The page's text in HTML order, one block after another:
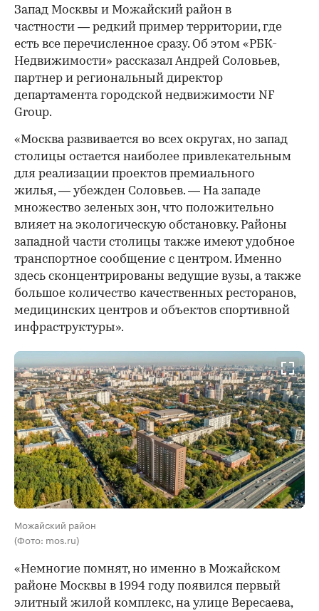
Запад Москвы и Можайский район в
частности — редкий пример территории, где
есть все перечисленное сразу. Об этом «РБК-
Недвижимости» рассказал Андрей Соловьев,
партнер и региональный директор
департамента городской недвижимости NF
Group.
«Москва развивается во всех округах, но запад
столицы остается наиболее привлекательным
для реализации проектов премиального
жилья, — убежден Соловьев. — На западе
множество зеленых зон, что положительно
влияет на экологическую обстановку. Районы
западной части столицы также имеют удобное
транспортное сообщение с центром. Именно
здесь сконцентрированы ведущие вузы, а также
большое количество качественных ресторанов,
медицинских центров и объектов спортивной
инфраструктуры».
Можайский район
(Фото: mos.ru)
«Немногие помнят, но именно в Можайском
районе Москвы в 1994 году появился первый
элитный жилой комплекс, на улице Вересаева,